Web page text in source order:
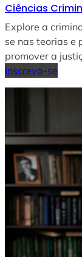
Ciências
Explore a
se nas teorias e
promover a
Inscreva-se